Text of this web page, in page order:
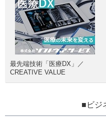
最先端技術「医療DX」／
CREATIVE VALUE
■ビジ